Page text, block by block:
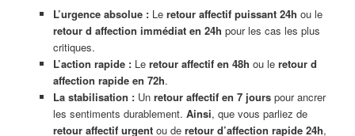
L’urgence absolue :Le retour affectif puissant 24h ou le
retour d affection immédiat en 24h pour les cas les plus
critiques.
L’action rapide :Le retour affectif en 48h ou le retour d
affection rapide en 72h.
La stabilisation :Un retour affectif en 7 jourspour ancrer
les sentiments durablement. Ainsi, que vous parliez de
retour affectif urgentou de retour d’affection rapide 24h,